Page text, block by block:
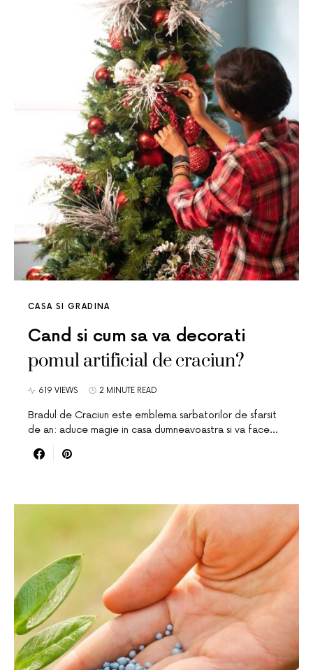
CASA SI GRADINA
Cand si cum sa va decorati
pomul artificial de craciun?
619 VIEWS 2 MINUTE READ
Bradul de Craciun este emblema sarbatorilor de sfarsit
de an: aduce magie in casa dumneavoastra si va face…